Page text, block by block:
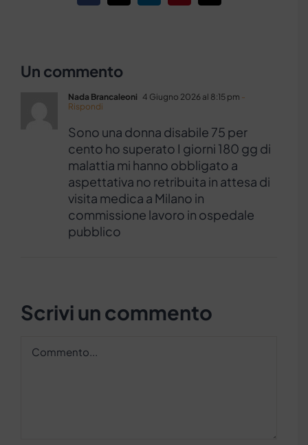
Un commento
Nada Brancaleoni 4 Giugno 2026 al 8:15 pm -
Rispondi
Sono una donna disabile 75 per
cento ho superato I giorni 180 gg di
malattia mi hanno obbligato a
aspettativa no retribuita in attesa di
visita medica a Milano in
commissione lavoro in ospedale
pubblico
Scrivi un commento